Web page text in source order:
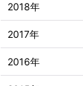
2018年
2017年
2016年